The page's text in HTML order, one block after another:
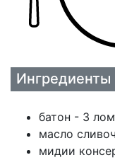
Ингредиенты
батон - 3
масло
мидии